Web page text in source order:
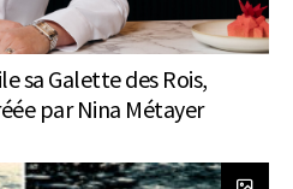
sa Galette des Rois,
par Nina Métayer